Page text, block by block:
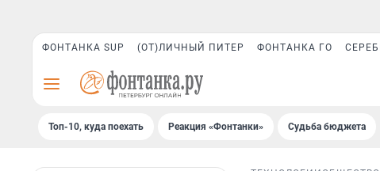
ФОНТАНКА SUP (ОТ)ЛИЧНЫЙ ПИТЕР ФОНТАНКА ГО
Топ-10, куда поехать Реакция «Фонтанки» Судьба бюджета